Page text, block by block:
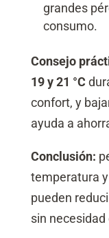
grandes
consumo.
Consejo
19 y 21 °C
confort, y
ayuda a
Conclusión:
temperatura
pueden
sin